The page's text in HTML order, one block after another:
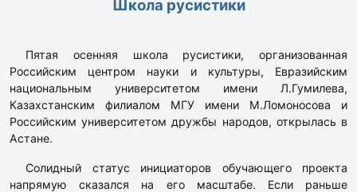
Школа русистики
Пятая осенняя школа русистики, организованная
Российским центром науки и культуры, Евразийским
национальным университетом имени Л.Гумилева,
Казахстанским филиалом МГУ имени М.Ломоносова и
Российским университетом дружбы народов, открылась в
Астане.
Солидный статус инициаторов обучающего проекта
напрямую сказался на его масштабе. Если раньше